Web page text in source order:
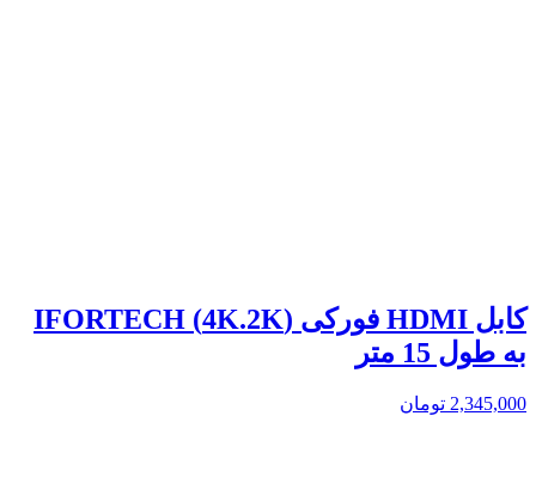
کابل HDMI فورکی (4K.2K) IFORTECH
به طول 15 متر
2,345,000 تومان